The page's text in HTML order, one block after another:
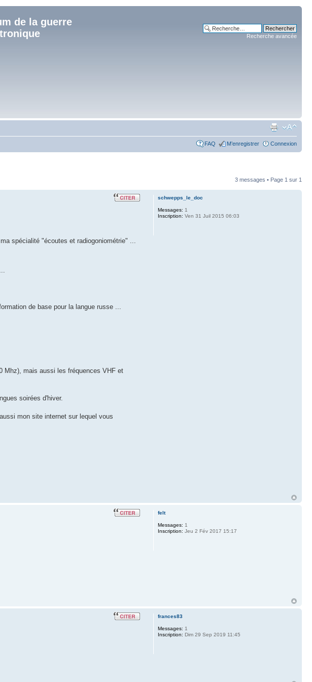
de la guerre
Recherche avancée
FAQ M’enregistrer Connexion
3 messages • Page 1 sur 1
spécialité "écoutes et radiogoniométrie" ...
de base pour la langue russe ...
Mhz), mais aussi les fréquences VHF et
soirées d'hiver.
mon site internet sur lequel vous
schwepps_le_doc
Messages: 1
Inscription: Ven 31 Juil 2015 06:03
felt
Messages: 1
Inscription: Jeu 2 Fév 2017 15:17
frances83
Messages: 1
Inscription: Dim 29 Sep 2019 11:45